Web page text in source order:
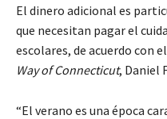
El dinero adicional es
que necesitan pagar el
escolares, de acuerdo con
Way of Connecticut, Daniel
“El verano es una época